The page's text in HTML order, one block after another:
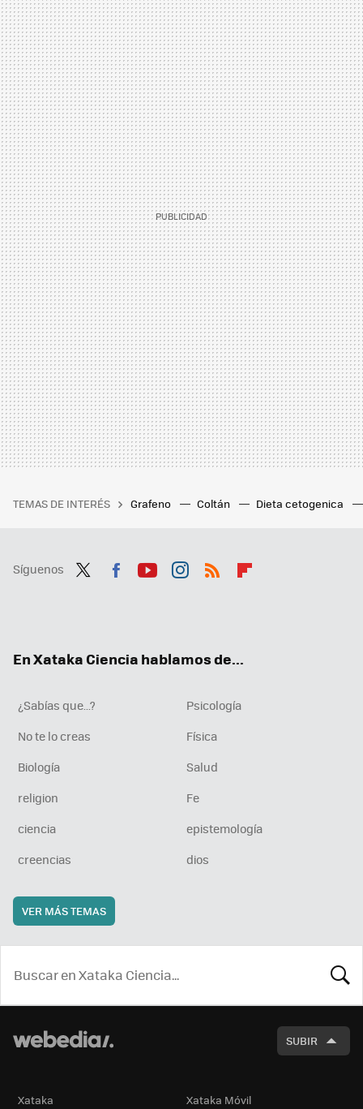
TEMAS DE INTERÉS Grafeno Coltán Dieta cetogenica
Síguenos
En Xataka Ciencia hablamos de...
¿Sabías que...?
Psicología
No te lo creas
Física
Biología
Salud
religion
Fe
ciencia
epistemología
creencias
dios
VER MÁS TEMAS
SUBIR
Xataka Xataka Móvil